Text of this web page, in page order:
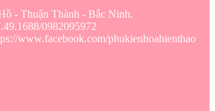
- Thuận Thành - Bắc Ninh.
0982095972
www.facebook.com/phukienhoahienthao